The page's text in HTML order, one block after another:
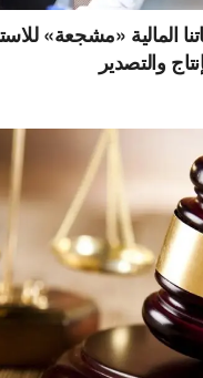
المالية «مشجعة»
والتصدير